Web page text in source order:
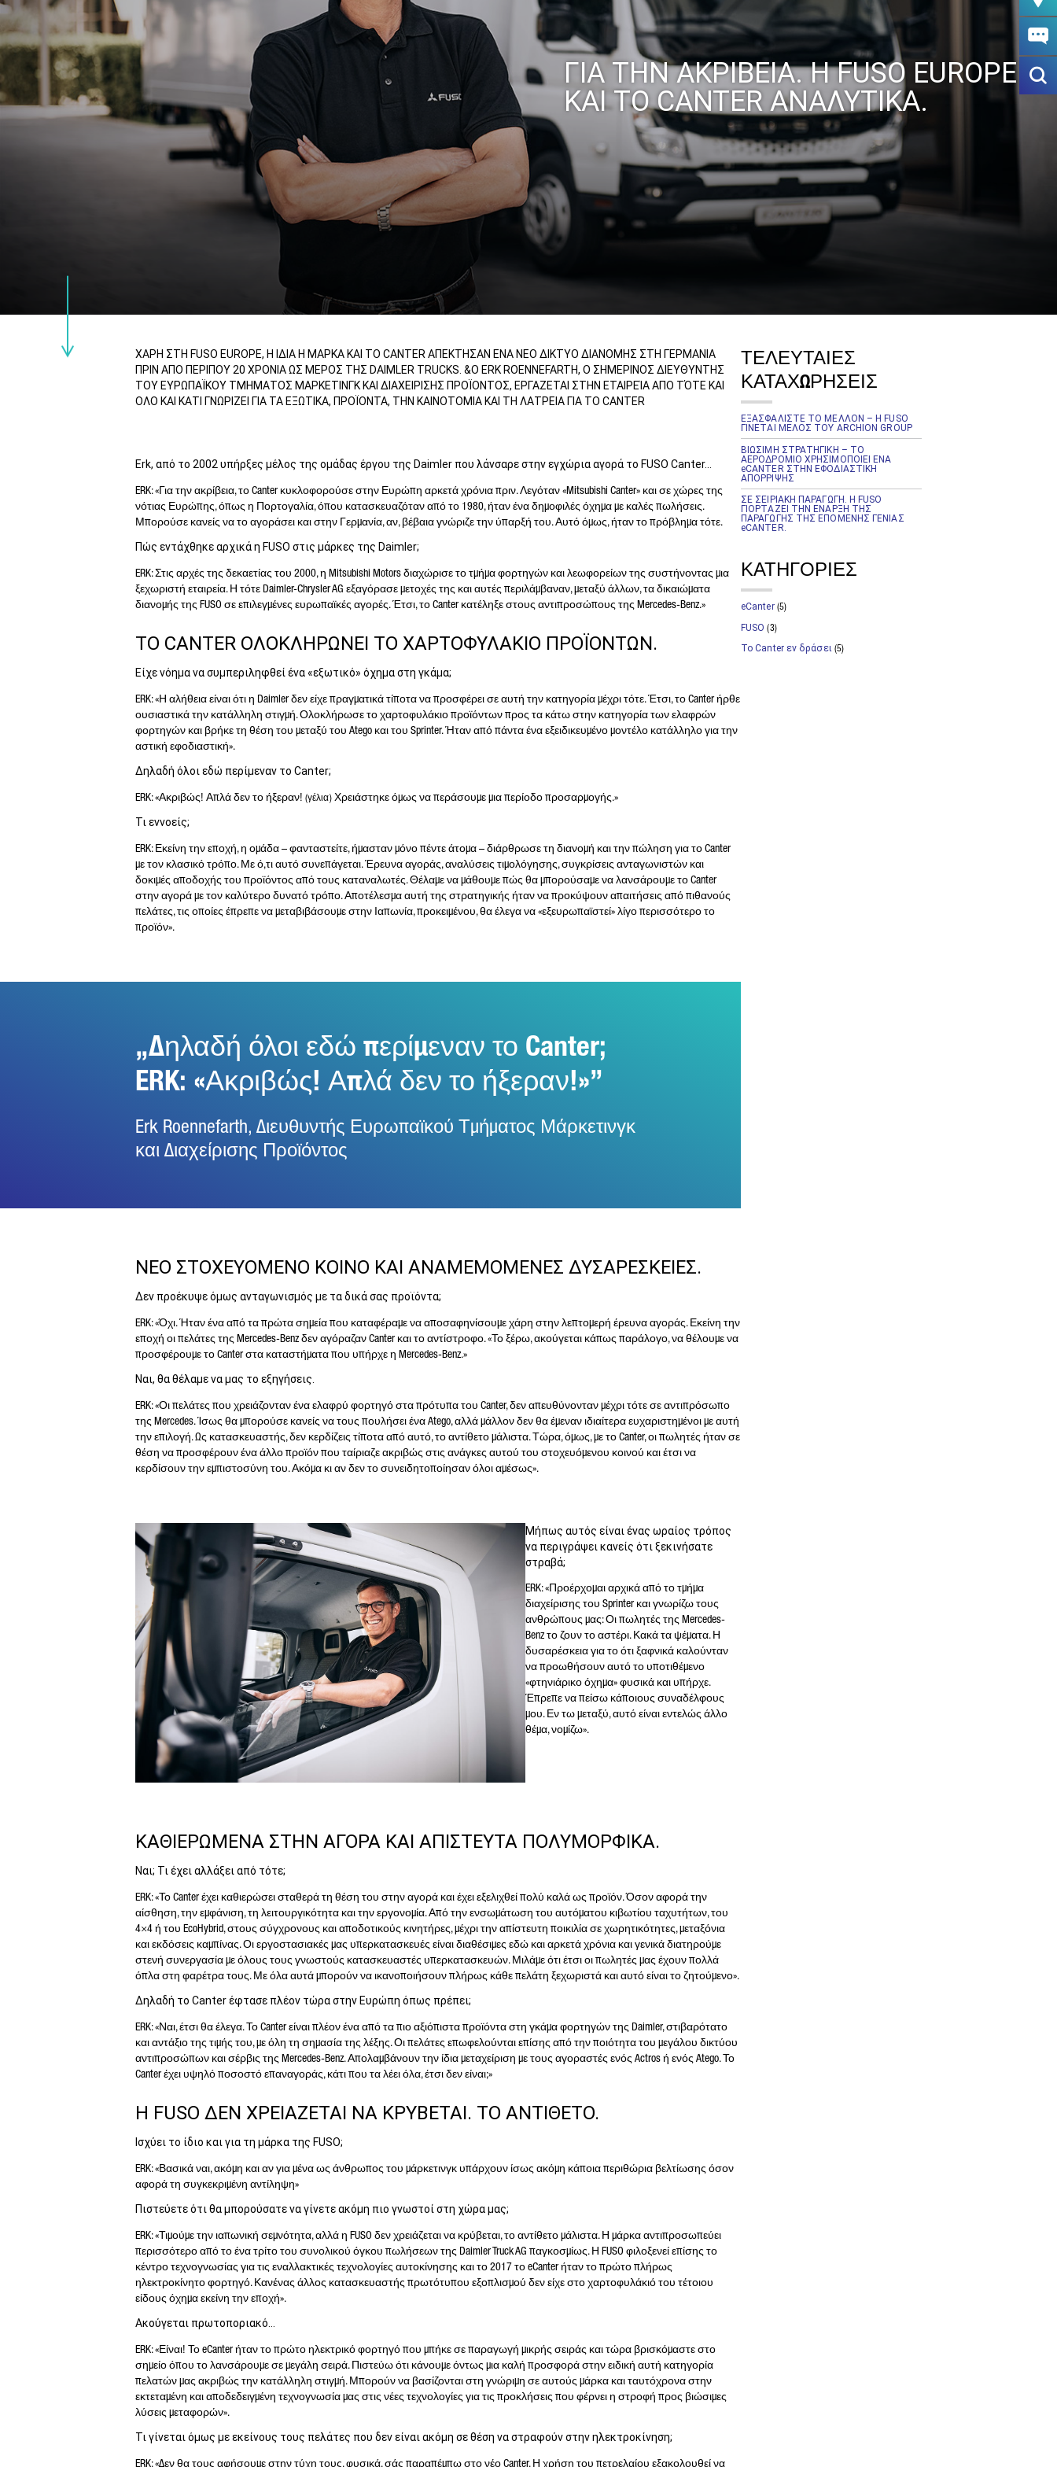
ΓΙΑ ΤΗΝ ΑΚΡΙΒΕΙΑ. Η FUSO EUROPE
ΚΑΙ ΤΟ CANTER ΑΝΑΛΥΤΙΚΑ.
Η ΧΏΡΑ ΣΑΣ*
* Υποχρεωτικό πεδίο
Η επεξεργασία, η αποθήκευση και η χρήση των δεδομένων σας γίνεται με ιδιαίτερη
προσοχή ακολουθώντας τις νομοθετικές διατάξεις για την προστασία των δεδομένων, με
βάση τη συγκατάθεσή σας και μόνο για την επεξεργασία του αιτήματός σας. Για
περισσότερες λεπτομέρειες σχετικά με την επεξεργασία των προσωπικών σας δεδομένων
ανατρέξτε στη ιστοσελίδα μας με τίτλο για την προστασία δεδομένων. Πληροφορίες
προστασίας δεδομένων.
ΧΑΡΗ ΣΤΗ FUSO EUROPE, Η ΙΔΙΑ Η ΜΑΡΚΑ ΚΑΙ ΤΟ CANTER ΑΠΕΚΤΗΣΑΝ ΕΝΑ ΝΕΟ ΔΙΚΤΥΟ ΔΙΑΝΟΜΗΣ ΣΤΗ ΓΕΡΜΑΝΙΑ
ΠΡΙΝ ΑΠΟ ΠΕΡΙΠΟΥ 20 ΧΡΟΝΙΑ ΩΣ ΜΕΡΟΣ ΤΗΣ DAIMLER TRUCKS. &Ο ERK ROENNEFARTH, Ο ΣΗΜΕΡΙΝΟΣ ΔΙΕΥΘΥΝΤΗΣ
ΤΟΥ ΕΥΡΩΠΑΪΚΟΥ ΤΜΗΜΑΤΟΣ ΜΑΡΚΕΤΙΝΓΚ ΚΑΙ ΔΙΑΧΕΙΡΙΣΗΣ ΠΡΟΪΟΝΤΟΣ, ΕΡΓΑΖΕΤΑΙ ΣΤΗΝ ΕΤΑΙΡΕΊΑ ΑΠΟ ΤΌΤΕ ΚΑΙ
ΟΛΟ ΚΑΙ ΚΑΤΙ ΓΝΩΡΙΖΕΙ ΓΙΑ ΤΑ ΕΞΩΤΙΚΑ, ΠΡΟΪΟΝΤΑ, ΤΗΝ ΚΑΙΝΟΤΟΜΙΑ ΚΑΙ ΤΗ ΛΑΤΡΕΙΑ ΓΙΑ ΤΟ CANTER
Erk, από το 2002 υπήρξες μέλος της ομάδας έργου της Daimler που λάνσαρε στην εγχώρια αγορά το FUSO Canter…
ERK: «Για την ακρίβεια, το Canter κυκλοφορούσε στην Ευρώπη αρκετά χρόνια πριν. Λεγόταν «Mitsubishi Canter» και σε χώρες της
νότιας Ευρώπης, όπως η Πορτογαλία, όπου κατασκευαζόταν από το 1980, ήταν ένα δημοφιλές όχημα με καλές πωλήσεις.
Μπορούσε κανείς να το αγοράσει και στην Γερμανία, αν, βέβαια γνώριζε την ύπαρξή του. Αυτό όμως, ήταν το πρόβλημα τότε.
Πώς εντάχθηκε αρχικά η FUSO στις μάρκες της Daimler;
ERK: Στις αρχές της δεκαετίας του 2000, η Mitsubishi Motors διαχώρισε το τμήμα φορτηγών και λεωφορείων της συστήνοντας μια
ξεχωριστή εταιρεία. Η τότε Daimler-Chrysler AG εξαγόρασε μετοχές της και αυτές περιλάμβαναν, μεταξύ άλλων, τα δικαιώματα
διανομής της FUSO σε επιλεγμένες ευρωπαϊκές αγορές. Έτσι, το Canter κατέληξε στους αντιπροσώπους της Mercedes-Benz.»
ΤΟ CANTER ΟΛΟΚΛΗΡΩΝΕΙ ΤΟ ΧΑΡΤΟΦΥΛΑΚΙΟ ΠΡΟΪΟΝΤΩΝ.
Είχε νόημα να συμπεριληφθεί ένα «εξωτικό» όχημα στη γκάμα;
ERK: «Η αλήθεια είναι ότι η Daimler δεν είχε πραγματικά τίποτα να προσφέρει σε αυτή την κατηγορία μέχρι τότε. Έτσι, το Canter ήρθε
ουσιαστικά την κατάλληλη στιγμή. Ολοκλήρωσε το χαρτοφυλάκιο προϊόντων προς τα κάτω στην κατηγορία των ελαφρών
φορτηγών και βρήκε τη θέση του μεταξύ του Atego και του Sprinter. Ήταν από πάντα ένα εξειδικευμένο μοντέλο κατάλληλο για την
αστική εφοδιαστική».
Δηλαδή όλοι εδώ περίμεναν το Canter;
ERK: «Ακριβώς! Απλά δεν το ήξεραν! (γέλια)Χρειάστηκε όμως να περάσουμε μια περίοδο προσαρμογής.»
Τι εννοείς;
ERK: Εκείνη την εποχή, η ομάδα – φανταστείτε, ήμασταν μόνο πέντε άτομα – διάρθρωσε τη διανομή και την πώληση για το Canter
με τον κλασικό τρόπο. Με ό,τι αυτό συνεπάγεται. Έρευνα αγοράς, αναλύσεις τιμολόγησης, συγκρίσεις ανταγωνιστών και
δοκιμές αποδοχής του προϊόντος από τους καταναλωτές. Θέλαμε να μάθουμε πώς θα μπορούσαμε να λανσάρουμε το Canter
στην αγορά με τον καλύτερο δυνατό τρόπο. Αποτέλεσμα αυτή της στρατηγικής ήταν να προκύψουν απαιτήσεις από πιθανούς
πελάτες, τις οποίες έπρεπε να μεταβιβάσουμε στην Ιαπωνία, προκειμένου, θα έλεγα να «εξευρωπαϊστεί» λίγο περισσότερο το
προϊόν».
Δηλαδή όλοι εδώ περίμεναν το Canter;
ERK: «Ακριβώς! Απλά δεν το ήξεραν!»
Erk Roennefarth, Διευθυντής Ευρωπαϊκού Τμήματος Μάρκετινγκ
και Διαχείρισης Προϊόντος
ΝΕΟ ΣΤΟΧΕΥΟΜΕΝΟ ΚΟΙΝΟ ΚΑΙ ΑΝΑΜΕΜΟΜΕΝΕΣ ΔΥΣΑΡΕΣΚΕΙΕΣ.
Δεν προέκυψε όμως ανταγωνισμός με τα δικά σας προϊόντα;
ERK: «Όχι. Ήταν ένα από τα πρώτα σημεία που καταφέραμε να αποσαφηνίσουμε χάρη στην λεπτομερή έρευνα αγοράς. Εκείνη την
εποχή οι πελάτες της Mercedes-Benz δεν αγόραζαν Canter και το αντίστροφο. «Το ξέρω, ακούγεται κάπως παράλογο, να θέλουμε να
προσφέρουμε το Canter στα καταστήματα που υπήρχε η Mercedes-Benz.»
Ναι, θα θέλαμε να μας το εξηγήσεις.
ERK: «Οι πελάτες που χρειάζονταν ένα ελαφρύ φορτηγό στα πρότυπα του Canter, δεν απευθύνονταν μέχρι τότε σε αντιπρόσωπο
της Mercedes. Ίσως θα μπορούσε κανείς να τους πουλήσει ένα Atego, αλλά μάλλον δεν θα έμεναν ιδιαίτερα ευχαριστημένοι με αυτή
την επιλογή. Ως κατασκευαστής, δεν κερδίζεις τίποτα από αυτό, το αντίθετο μάλιστα. Τώρα, όμως, με το Canter, οι πωλητές ήταν σε
θέση να προσφέρουν ένα άλλο προϊόν που ταίριαζε ακριβώς στις ανάγκες αυτού του στοχευόμενου κοινού και έτσι να
κερδίσουν την εμπιστοσύνη του. Ακόμα κι αν δεν το συνειδητοποίησαν όλοι αμέσως».
Μήπως αυτός είναι ένας ωραίος τρόπος
να περιγράψει κανείς ότι ξεκινήσατε
στραβά;
ERK: «Προέρχομαι αρχικά από το τμήμα
διαχείρισης του Sprinter και γνωρίζω τους
ανθρώπους μας: Οι πωλητές της Mercedes-
Benz το ζουν το αστέρι. Κακά τα ψέματα. Η
δυσαρέσκεια για το ότι ξαφνικά καλούνταν
να προωθήσουν αυτό το υποτιθέμενο
«φτηνιάρικο όχημα» φυσικά και υπήρχε.
Έπρεπε να πείσω κάποιους συναδέλφους
μου. Εν τω μεταξύ, αυτό είναι εντελώς άλλο
θέμα, νομίζω».
ΚΑΘΙΕΡΩΜΕΝΑ ΣΤΗΝ ΑΓΟΡΑ ΚΑΙ ΑΠΙΣΤΕΥΤΑ ΠΟΛΥΜΟΡΦΙΚΑ.
Ναι; Τι έχει αλλάξει από τότε;
ERK: «Το Canter έχει καθιερώσει σταθερά τη θέση του στην αγορά και έχει εξελιχθεί πολύ καλά ως προϊόν. Όσον αφορά την
αίσθηση, την εμφάνιση, τη λειτουργικότητα και την εργονομία. Από την ενσωμάτωση του αυτόματου κιβωτίου ταχυτήτων, του
4×4 ή του EcoHybrid, στους σύγχρονους και αποδοτικούς κινητήρες, μέχρι την απίστευτη ποικιλία σε χωρητικότητες, μεταξόνια
και εκδόσεις καμπίνας. Οι εργοστασιακές μας υπερκατασκευές είναι διαθέσιμες εδώ και αρκετά χρόνια και γενικά διατηρούμε
στενή συνεργασία με όλους τους γνωστούς κατασκευαστές υπερκατασκευών. Μιλάμε ότι έτσι οι πωλητές μας έχουν πολλά
όπλα στη φαρέτρα τους. Με όλα αυτά μπορούν να ικανοποιήσουν πλήρως κάθε πελάτη ξεχωριστά και αυτό είναι το ζητούμενο».
Δηλαδή το Canter έφτασε πλέον τώρα στην Ευρώπη όπως πρέπει;
ERK: «Ναι, έτσι θα έλεγα. Το Canter είναι πλέον ένα από τα πιο αξιόπιστα προϊόντα στη γκάμα φορτηγών της Daimler, στιβαρότατο
και αντάξιο της τιμής του, με όλη τη σημασία της λέξης. Οι πελάτες επωφελούνται επίσης από την ποιότητα του μεγάλου δικτύου
αντιπροσώπων και σέρβις της Mercedes-Benz. Απολαμβάνουν την ίδια μεταχείριση με τους αγοραστές ενός Actros ή ενός Atego. Το
Canter έχει υψηλό ποσοστό επαναγοράς, κάτι που τα λέει όλα, έτσι δεν είναι;»
Η FUSO ΔΕΝ ΧΡΕΙΑΖΕΤΑΙ ΝΑ ΚΡΥΒΕΤΑΙ. ΤΟ ΑΝΤΙΘΕΤΟ.
Ισχύει το ίδιο και για τη μάρκα της FUSO;
ERK: «Βασικά ναι, ακόμη και αν για μένα ως άνθρωπος του μάρκετινγκ υπάρχουν ίσως ακόμη κάποια περιθώρια βελτίωσης όσον
αφορά τη συγκεκριμένη αντίληψη»
Πιστεύετε ότι θα μπορούσατε να γίνετε ακόμη πιο γνωστοί στη χώρα μας;
ERK: «Τιμούμε την ιαπωνική σεμνότητα, αλλά η FUSO δεν χρειάζεται να κρύβεται, το αντίθετο μάλιστα. Η μάρκα αντιπροσωπεύει
περισσότερο από το ένα τρίτο του συνολικού όγκου πωλήσεων της Daimler Truck AG παγκοσμίως. Η FUSO φιλοξενεί επίσης το
κέντρο τεχνογνωσίας για τις εναλλακτικές τεχνολογίες αυτοκίνησης και το 2017 το eCanter ήταν το πρώτο πλήρως
ηλεκτροκίνητο φορτηγό. Κανένας άλλος κατασκευαστής πρωτότυπου εξοπλισμού δεν είχε στο χαρτοφυλάκιό του τέτοιου
είδους όχημα εκείνη την εποχή».
Ακούγεται πρωτοποριακό…
ERK: «Είναι! Το eCanter ήταν το πρώτο ηλεκτρικό φορτηγό που μπήκε σε παραγωγή μικρής σειράς και τώρα βρισκόμαστε στο
σημείο όπου το λανσάρουμε σε μεγάλη σειρά. Πιστεύω ότι κάνουμε όντως μια καλή προσφορά στην ειδική αυτή κατηγορία
πελατών μας ακριβώς την κατάλληλη στιγμή. Μπορούν να βασίζονται στη γνώριμη σε αυτούς μάρκα και ταυτόχρονα στην
εκτεταμένη και αποδεδειγμένη τεχνογνωσία μας στις νέες τεχνολογίες για τις προκλήσεις που φέρνει η στροφή προς βιώσιμες
λύσεις μεταφορών».
Τι γίνεται όμως με εκείνους τους πελάτες που δεν είναι ακόμη σε θέση να στραφούν στην ηλεκτροκίνηση;
ERK: «Δεν θα τους αφήσουμε στην τύχη τους, φυσικά, σάς παραπέμπω στο νέο Canter. Η χρήση του πετρελαίου εξακολουθεί να
ΤΕΛΕΥΤΑΙΕΣ
ΚΑΤΑΧΩΡΗΣΕΙΣ
ΕΞΑΣΦΑΛΙΣΤΕ ΤΟ ΜΕΛΛΟΝ – Η FUSO
ΓΙΝΕΤΑΙ ΜΕΛΟΣ ΤΟΥ ARCHION GROUP
ΒΙΩΣΙΜΗ ΣΤΡΑΤΗΓΙΚΗ – ΤΟ
ΑΕΡΟΔΡΟΜΙΟ ΧΡΗΣΙΜΟΠΟΙΕΙ ΕΝΑ
eCANTER ΣΤΗΝ ΕΦΟΔΙΑΣΤΙΚΗ
ΑΠΟΡΡΙΨΗΣ
ΣΕ ΣΕΙΡΙΑΚΗ ΠΑΡΑΓΩΓΗ. Η FUSO
ΓΙΟΡΤΑΖΕΙ ΤΗΝ ΕΝΑΡΞΗ ΤΗΣ
ΠΑΡΑΓΩΓΗΣ ΤΗΣ ΕΠΟΜΕΝΗΣ ΓΕΝΙΑΣ
eCANTER.
ΚΑΤΗΓΟΡΙΕΣ
eCanter(5)
FUSO (3)
Το Canter εν δράσει(5)